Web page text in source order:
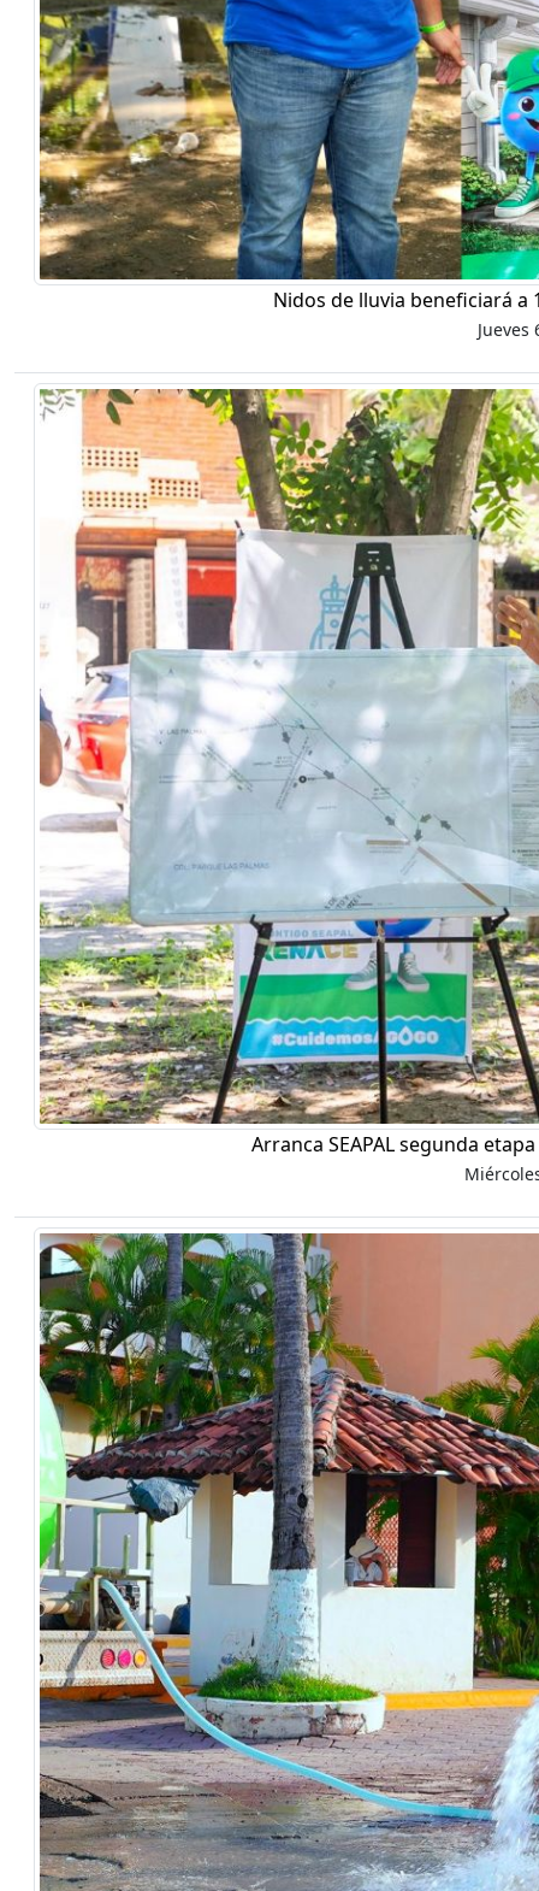
Nidos de lluvia beneficiará a
Jueves
Arranca SEAPAL segunda